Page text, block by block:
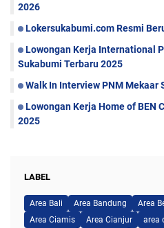
2026
Lokersukabumi.com Resmi
Lowongan Kerja International
Sukabumi Terbaru 2025
Walk In Interview PNM Mekaar
Lowongan Kerja Home of BEN
2025
LABEL
Area Bali Area Bandung Area
Area Ciamis
Area Cianjur area